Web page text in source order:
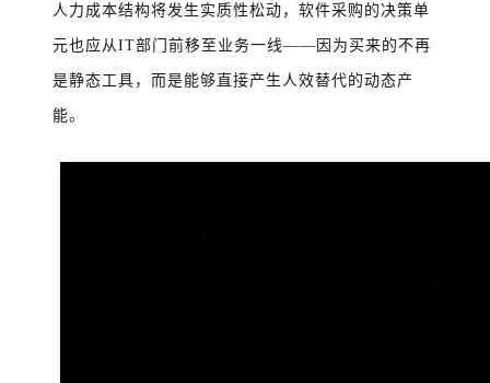
人力成本结构将发生实质性松动，软件采购的决策单
元也应从IT部门前移至业务一线——因为买来的不再
是静态工具，而是能够直接产生人效替代的动态产
能。